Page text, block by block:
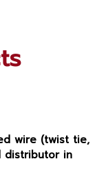
wire (twist tie,
distributor in